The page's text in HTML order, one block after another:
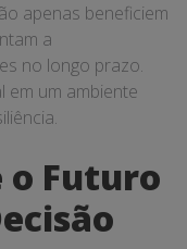
apenas beneficiem
a
no longo prazo.
em um ambiente
o Futuro